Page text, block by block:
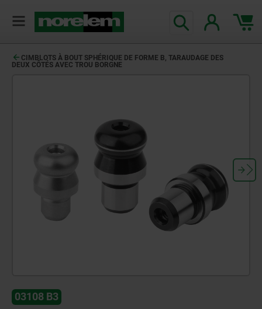
CIMBLOTS À BOUT SPHÉRIQUE DE FORME B, TARAUDAGE DES
DEUX CÔTÉS AVEC TROU BORGNE
03108 B3